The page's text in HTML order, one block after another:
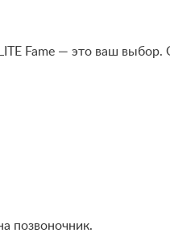
Fame — это ваш выбор.
позвоночник.